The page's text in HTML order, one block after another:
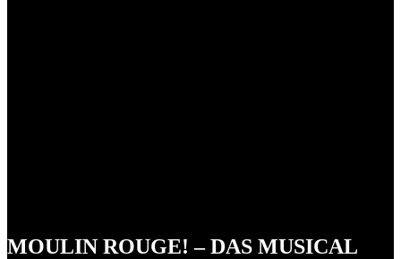
MOULIN ROUGE! – DAS MUSICAL